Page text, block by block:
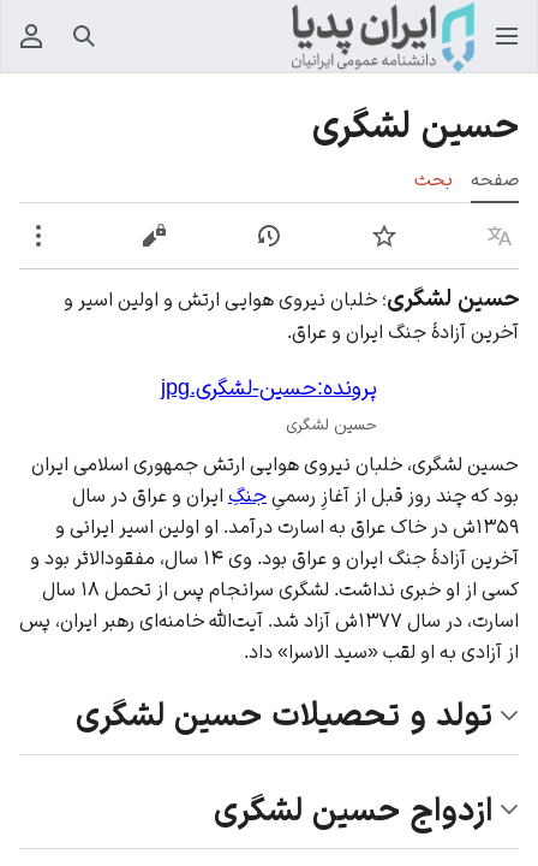
جستجو
حسین لشگری
صفحه بحث
زبان پیگیری نمایش تاریخچهنمایش مبدأ
حسین لشگری؛ خلبان نیروی هوایی ارتش و اولین اسیر و
آخرین آزادهٔ جنگ ایران و عراق.
پرونده:حسین-لشگری.jpg
حسین لشگری
حسین لشگری، خلبان نیروی هوایی ارتش جمهوری اسلامی ایران
بود که چند روز قبل از آغازِ رسمیِ جنگِ ایران و عراق در سال
۱۳۵۹ش در خاک عراق به اسارت درآمد. او اولین اسیر ایرانی و
آخرین آزادهٔ جنگ ایران و عراق بود. وی ۱۴ سال، مفقودالاثر بود و
کسی از او خبری نداشت. لشگری سرانجام پس از تحمل ۱۸ سال
اسارت، در سال ۱۳۷۷ش آزاد شد. آیت‌الله خامنه‌ای رهبر ایران، پس
از آزادی به او لقب «سید الاسرا» داد.
تولد و تحصیلات حسین لشگری
ازدواج حسین لشگری